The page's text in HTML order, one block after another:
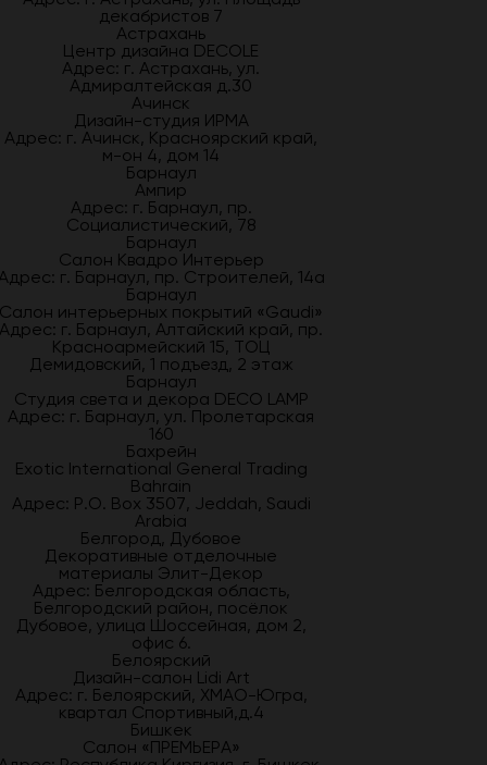
декабристов 7
Астрахань
Центр дизайна DECOLE
Адрес: г. Астрахань, ул.
Адмиралтейская д.30
Ачинск
Дизайн-студия ИРМА
Адрес: г. Ачинск, Красноярский край,
м-он 4, дом 14
Барнаул
Ампир
Адрес: г. Барнаул, пр.
Социалистический, 78
Барнаул
Салон Квадро Интерьер
г. Барнаул, пр. Строителей, 14а
Барнаул
Салон интерьерных покрытий «Gaudi»
Адрес: г. Барнаул, Алтайский край, пр.
Красноармейский 15, ТОЦ
Демидовский, 1 подъезд, 2 этаж
Барнаул
Студия света и декора DECO LAMP
Адрес: г. Барнаул, ул. Пролетарская
160
Бахрейн
Exotic International General Trading
Bahrain
Адрес: P.O. Box 3507, Jeddah, Saudi
Arabia
Белгород, Дубовое
Декоративные отделочные
материалы Элит-Декор
Адрес: Белгородская область,
Белгородский район, посёлок
Дубовое, улица Шоссейная, дом 2,
офис 6.
Белоярский
Дизайн-салон Lidi Art
Адрес: г. Белоярский, ХМАО-Югра,
квартал Спортивный,д.4
Бишкек
Салон «ПРЕМЬЕРА»